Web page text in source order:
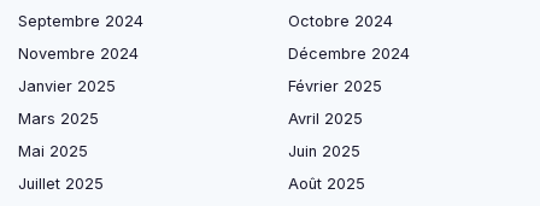
Septembre 2024
Octobre 2024
Novembre 2024
Décembre 2024
Janvier 2025
Février 2025
Mars 2025
Avril 2025
Mai 2025
Juin 2025
Juillet 2025
Août 2025